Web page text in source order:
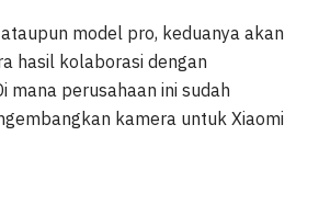
model pro, keduanya akan
hasil kolaborasi dengan
mana perusahaan ini sudah
kamera untuk Xiaomi